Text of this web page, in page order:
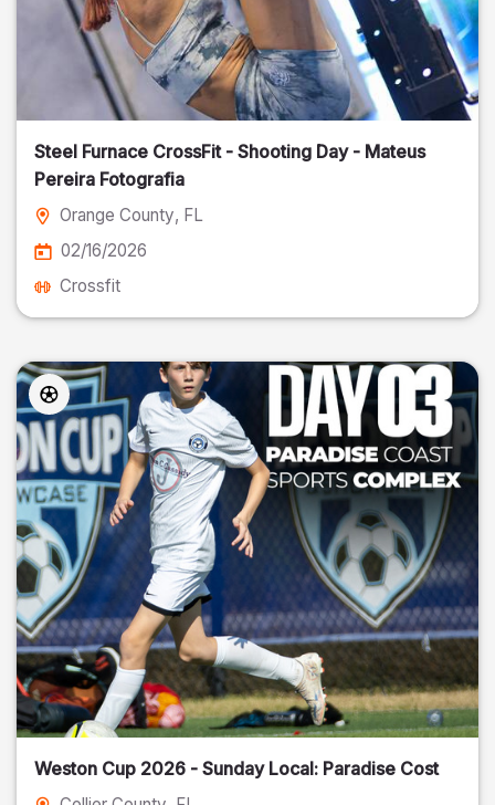
Steel Furnace CrossFit - Shooting Day - Mateus
Pereira Fotografia
Orange County, FL
02/16/2026
Crossfit
Weston Cup 2026 - Sunday Local: Paradise Cost